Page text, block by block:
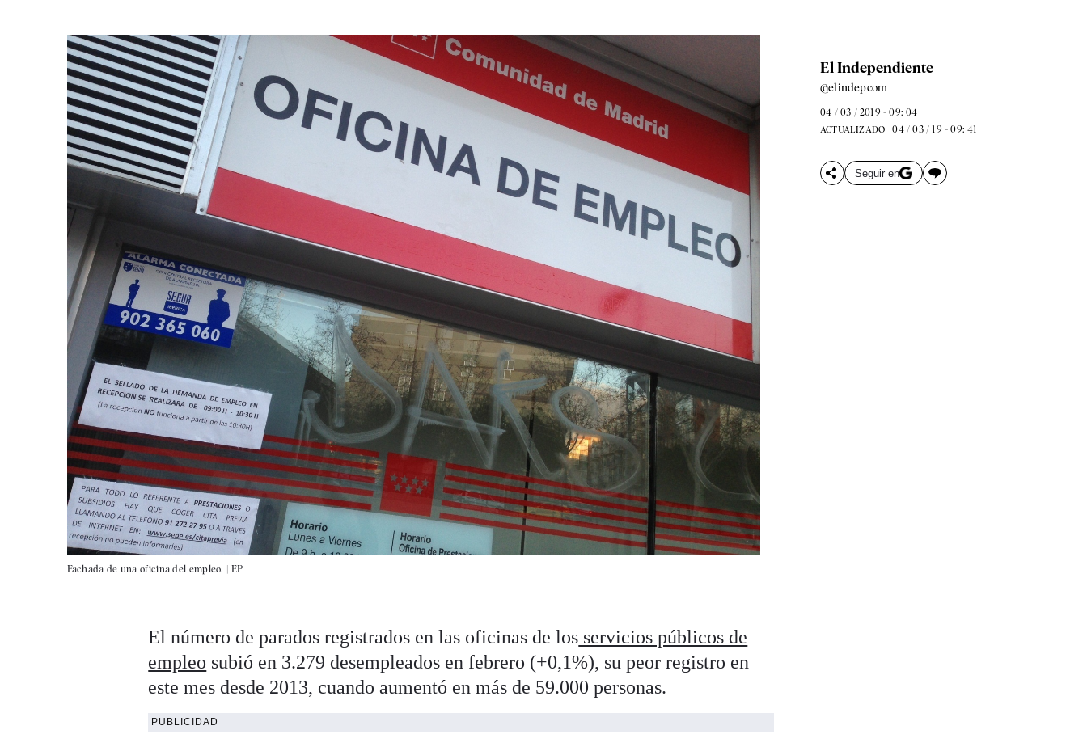
Fachada de una oficina del empleo. | EP
El Independiente
@elindepcom
04 / 03 / 2019 - 09: 04
ACTUALIZADO 04 / 03 / 19 - 09: 41
Seguir en
El número de parados registrados en las oficinas de los servicios públicos de
empleo subió en 3.279 desempleados en febrero (+0,1%), su peor registro en
este mes desde 2013, cuando aumentó en más de 59.000 personas.
PUBLICIDAD